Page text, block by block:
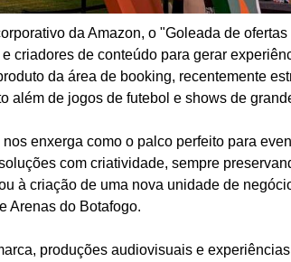
da Amazon, o "Goleada de ofertas
criadores de conteúdo para gerar
da área de booking, recentemente
além de jogos de futebol e shows de
enxerga como o palco perfeito para
com criatividade, sempre
à criação de uma nova unidade de
Arenas do Botafogo.
produções audiovisuais e